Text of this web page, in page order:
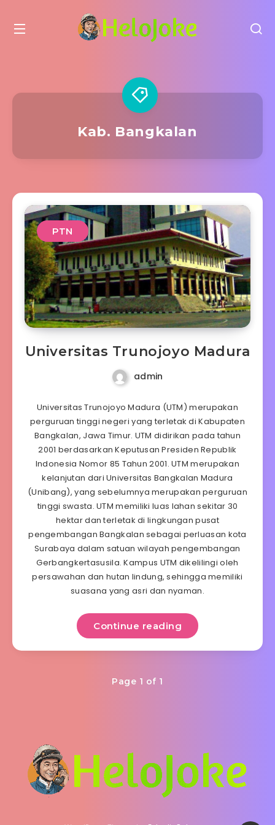
Kab. Bangkalan
PTN
Universitas Trunojoyo Madura
admin
Universitas Trunojoyo Madura (UTM) merupakan
perguruan tinggi negeri yang terletak di Kabupaten
Bangkalan, Jawa Timur. UTM didirikan pada tahun
2001 berdasarkan Keputusan Presiden Republik
Indonesia Nomor 85 Tahun 2001. UTM merupakan
kelanjutan dari Universitas Bangkalan Madura
(Unibang), yang sebelumnya merupakan perguruan
tinggi swasta. UTM memiliki luas lahan sekitar 30
hektar dan terletak di lingkungan pusat
pengembangan Bangkalan sebagai perluasan kota
Surabaya dalam satuan wilayah pengembangan
Gerbangkertasusila. Kampus UTM dikelilingi oleh
persawahan dan hutan lindung, sehingga memiliki
suasana yang asri dan nyaman.
Continue reading
Page 1 of 1